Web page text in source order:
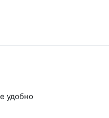
удобно